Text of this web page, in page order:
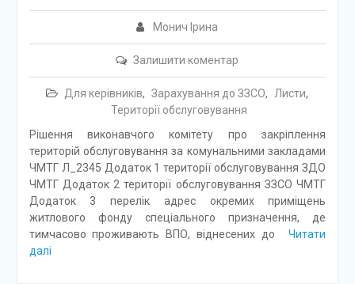
Монич Ірина
Залишити коментар
Для керівників, Зарахування до ЗЗСО, Листи,
Території обслуговування
Рішення виконавчого комітету про закріплення
територій обслуговування за комунальними закладами
ЧМТГ Л_2345 Додаток 1 території обслуговування ЗДО
ЧМТГ Додаток 2 території обслуговування ЗЗСО ЧМТГ
Додаток 3 перелік адрес окремих приміщень
житлового фонду спеціального призначення, де
тимчасово проживають ВПО, віднесених до
Читати
далі